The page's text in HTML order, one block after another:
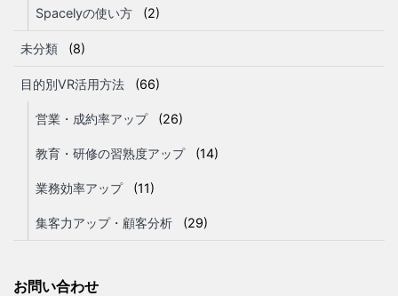
Spacelyの使い方 (2)
未分類 (8)
目的別VR活用方法 (66)
営業・成約率アップ (26)
教育・研修の習熟度アップ (14)
業務効率アップ (11)
集客力アップ・顧客分析 (29)
お問い合わせ